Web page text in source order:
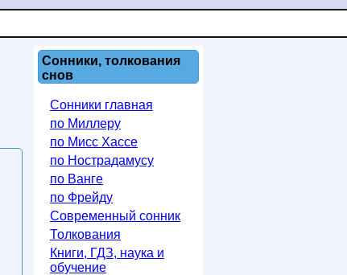
Сонники, толкования
снов
Сонники главная
по Миллеру
по Мисс Хассе
по Нострадамусу
по Ванге
по Фрейду
Современный сонник
Толкования
Книги, ГДЗ, наука и
обучение